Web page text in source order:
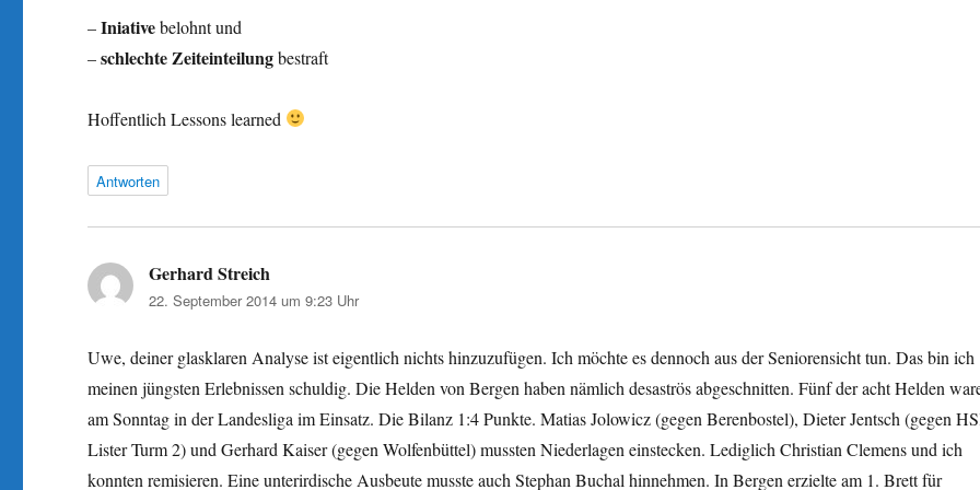
–Iniativebelohnt und
–schlechte Zeiteinteilungbestraft
Hoffentlich Lessons learned
Antworten
Gerhard Streich
22. September 2014 um 9:23 Uhr
Uwe, deiner glasklaren Analyse ist eigentlich nichts hinzuzufügen. Ich möchte es dennoch aus der Seniorensicht tun. Das bin ich
meinen jüngsten Erlebnissen schuldig. Die Helden von Bergen haben nämlich desaströs abgeschnitten. Fünf der acht Helden
am Sonntag in der Landesliga im Einsatz. Die Bilanz 1:4 Punkte. Matias Jolowicz (gegen Berenbostel), Dieter Jentsch (gegen
Lister Turm 2) und Gerhard Kaiser (gegen Wolfenbüttel) mussten Niederlagen einstecken. Lediglich Christian Clemens und ich
konnten remisieren. Eine unterirdische Ausbeute musste auch Stephan Buchal hinnehmen. In Bergen erzielte am 1. Brett für